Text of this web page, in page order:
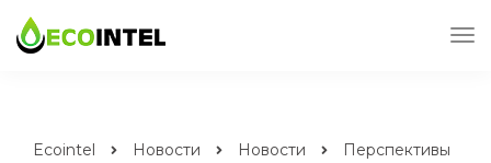
Ecointel Новости Новости
Перспективы